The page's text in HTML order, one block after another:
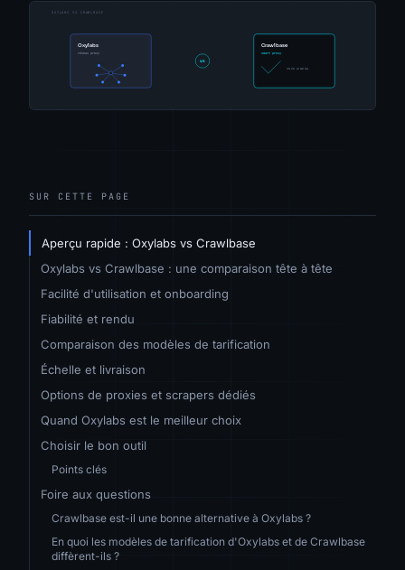
SUR CETTE PAGE
Aperçu rapide : Oxylabs vs Crawlbase
Oxylabs vs Crawlbase : une comparaison tête à tête
Facilité d'utilisation et onboarding
Fiabilité et rendu
Comparaison des modèles de tarification
Échelle et livraison
Options de proxies et scrapers dédiés
Quand Oxylabs est le meilleur choix
Choisir le bon outil
Points clés
Foire aux questions
Crawlbase est-il une bonne alternative à Oxylabs ?
En quoi les modèles de tarification d'Oxylabs et de Crawlbase
diffèrent-ils ?